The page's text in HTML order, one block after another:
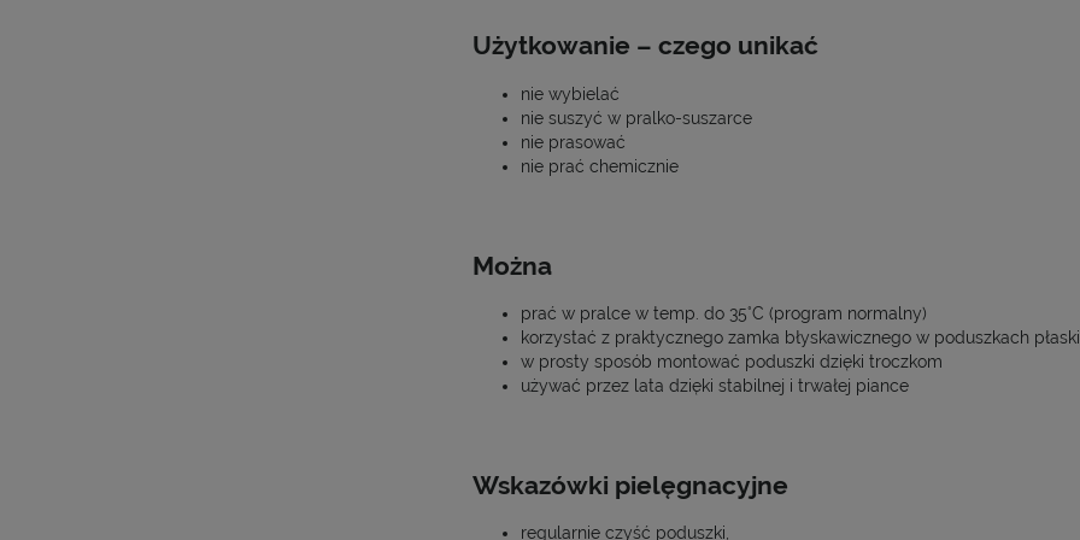
Użytkowanie – czego unikać
nie wybielać
nie suszyć w pralko-suszarce
nie prasować
nie prać chemicznie
Można
prać w pralce w temp. do 35°C (program normalny)
korzystać z praktycznego zamka błyskawicznego w poduszkach
w prosty sposób montować poduszki dzięki troczkom
używać przez lata dzięki stabilnej i trwałej piance
Wskazówki pielęgnacyjne
regularnie czyść poduszki,